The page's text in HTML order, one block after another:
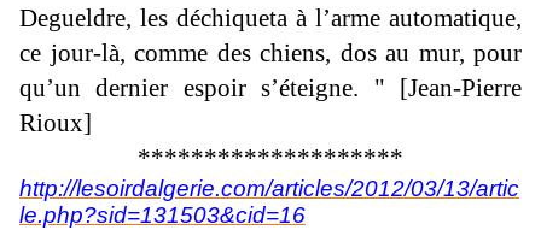
Degueldre, les déchiqueta à l’arme automatique,
ce jour-là, comme des chiens, dos au mur, pour
qu’un dernier espoir s’éteigne. " [Jean-Pierre
Rioux]
********************
http://lesoirdalgerie.com/articles/2012/03/13/artic
le.php?sid=131503&cid=16